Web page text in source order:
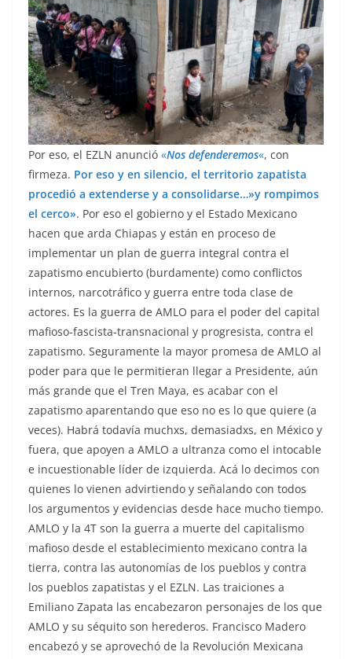
Por eso, el EZLN anunció «Nos defenderemos«, con
firmeza. Por eso y en silencio, el territorio zapatista
procedió a extenderse y a consolidarse…»y rompimos
el cerco». Por eso el gobierno y el Estado Mexicano
hacen que arda Chiapas y están en proceso de
implementar un plan de guerra integral contra el
zapatismo encubierto (burdamente) como conflictos
internos, narcotráfico y guerra entre toda clase de
actores. Es la guerra de AMLO para el poder del capital
mafioso-fascista-transnacional y progresista, contra el
zapatismo. Seguramente la mayor promesa de AMLO al
poder para que le permitieran llegar a Presidente, aún
más grande que el Tren Maya, es acabar con el
zapatismo aparentando que eso no es lo que quiere (a
veces). Habrá todavía muchxs, demasiadxs, en México y
fuera, que apoyen a AMLO a ultranza como el intocable
e incuestionable líder de izquierda. Acá lo decimos con
quienes lo vienen advirtiendo y señalando con todos
los argumentos y evidencias desde hace mucho tiempo.
AMLO y la 4T son la guerra a muerte del capitalismo
mafioso desde el establecimiento mexicano contra la
tierra, contra las autonomías de los pueblos y contra
los pueblos zapatistas y el EZLN. Las traiciones a
Emiliano Zapata las encabezaron personajes de los que
AMLO y su séquito son herederos. Francisco Madero
encabezó y se aprovechó de la Revolución Mexicana